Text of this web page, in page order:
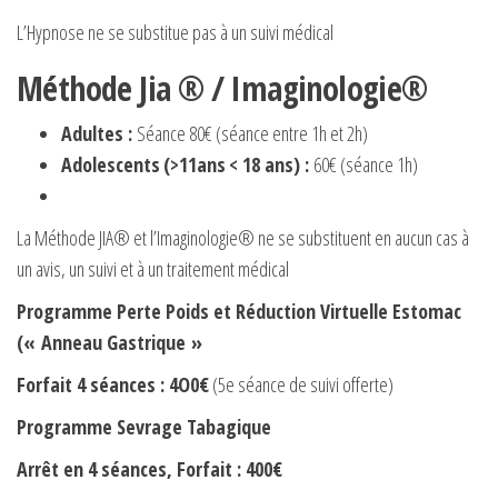
L’Hypnose ne se substitue pas à un suivi médical
Méthode Jia ® / Imaginologie®
Adultes : Séance 80€ (séance entre 1h et 2h)
Adolescents (>11ans < 18 ans) : 60€ (séance 1h)
La Méthode JIA® et l’Imaginologie® ne se substituent en aucun cas à
un avis, un suivi et à un traitement médical
Programme Perte Poids et Réduction Virtuelle Estomac
(« Anneau Gastrique »
Forfait 4 séances : 4O0€(5e séance de suivi offerte)
Programme Sevrage Tabagique
Arrêt en 4 séances, Forfait : 400€